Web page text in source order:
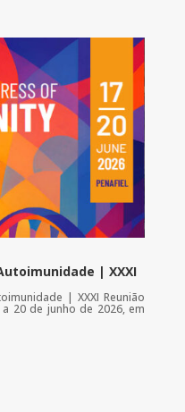
| XXXI
| XXXI Reunião
20 de junho de 2026, em